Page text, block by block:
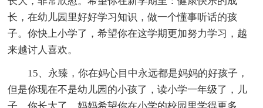
长，在幼儿园里好好学习知识，做一个懂事听话的孩
子。你快上小学了，希望你在这学期更加努力学习，越
来越讨人喜欢。
15、永臻，你在妈心目中永远都是妈妈的好孩子，
但是你现在不是幼儿园的小孩了，读小学一年级了，儿